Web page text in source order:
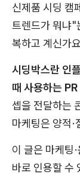
신제품 시딩 캠
트렌드가 뭐냐"
복하고 계신가
시딩박스란 인
때 사용하는
셉을 전달하는
마케팅은 양적
이 글은 마케팅
바로 인용할 수